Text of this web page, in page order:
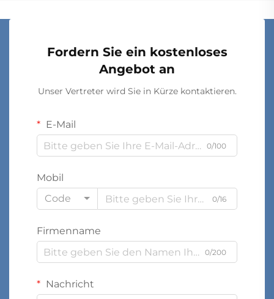
Fordern Sie ein kostenloses
Angebot an
Unser Vertreter wird Sie in Kürze kontaktieren.
E-Mail
0/100
Mobil
Code
0/16
Firmenname
0/200
Nachricht